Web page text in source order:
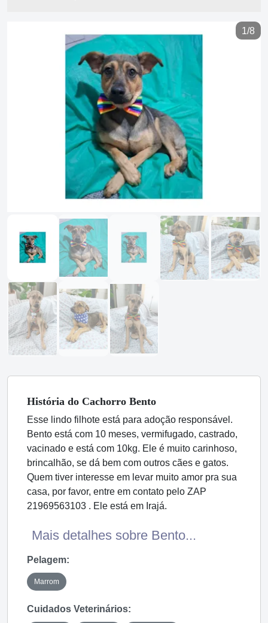
1/8
História do Cachorro Bento
Esse lindo filhote está para adoção responsável.
Bento está com 10 meses, vermifugado, castrado,
vacinado e está com 10kg. Ele é muito carinhoso,
brincalhão, se dá bem com outros cães e gatos.
Quem tiver interesse em levar muito amor pra sua
casa, por favor, entre em contato pelo ZAP
21969563103 . Ele está em Irajá.
Mais detalhes sobre Bento...
Pelagem:
Marrom
Cuidados Veterinários: